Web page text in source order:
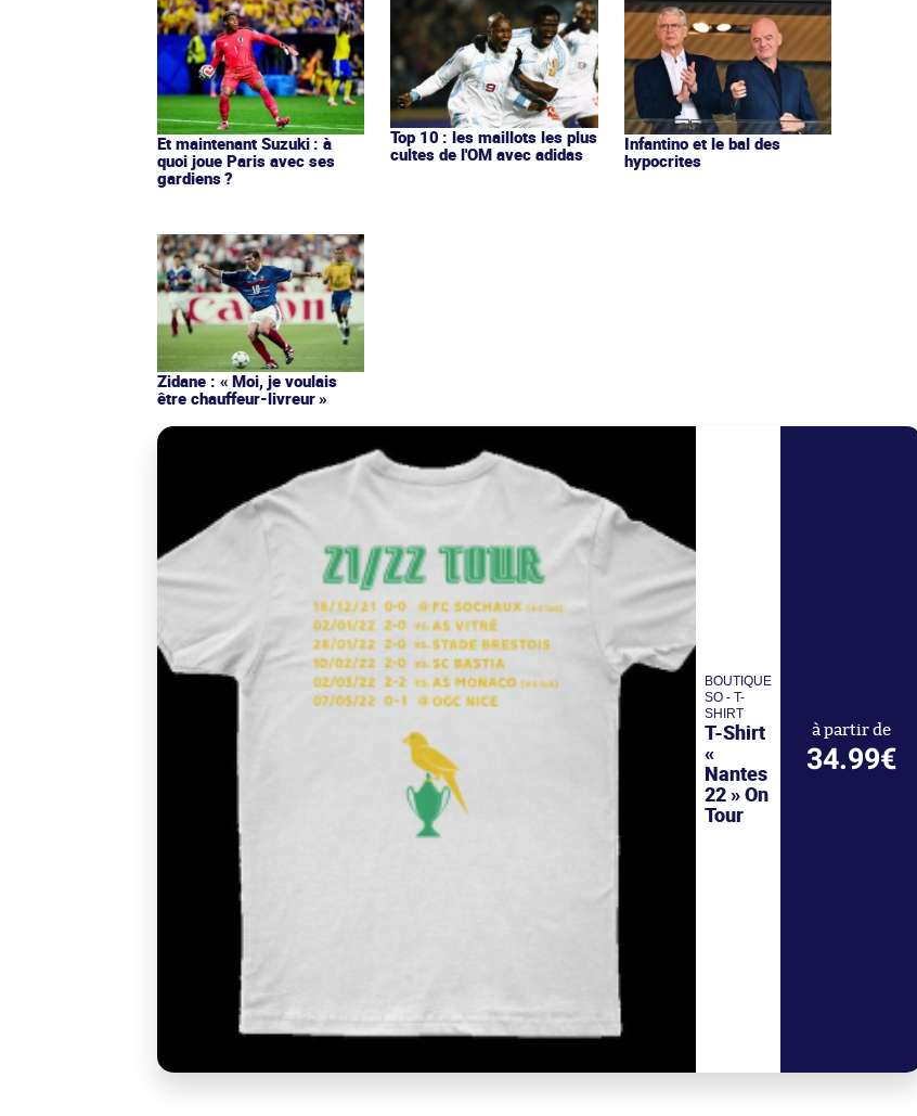
Et maintenant Suzuki : à
quoi joue Paris avec ses
gardiens ?
Top 10 : les maillots les plus
cultes de l'OM avec adidas
Infantino et le bal des
hypocrites
Zidane : « Moi, je voulais
être chauffeur-livreur »
BOUTIQUE
SO - T-
SHIRT
T-Shirt
«
Nantes
22 » On
Tour
à partir de
34.99€